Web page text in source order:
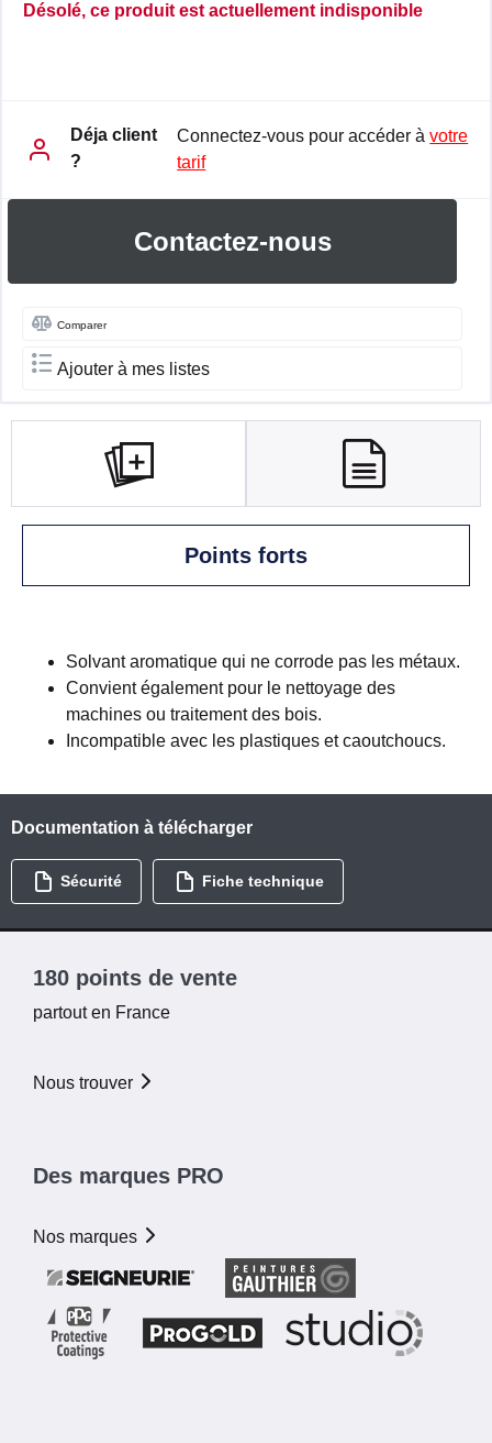
Désolé, ce produit est actuellement indisponible
Déja client
?
Connectez-vous pour accéder àvotre
tarif
Contactez-nous
Comparer
Ajouter à mes listes
Points forts
Solvant aromatique qui ne corrode pas les métaux.
Convient également pour le nettoyage des
machines ou traitement des bois.
Incompatible avec les plastiques et caoutchoucs.
Documentation à télécharger
Sécurité Fiche technique
180 points de vente
partout en France
Nous trouver
Des marques PRO
Nos marques